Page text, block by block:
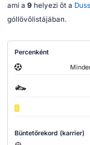
ami a 9 helyezi őt a
góllövőlistájában.
Percenként
Büntetőrekord (karrier)